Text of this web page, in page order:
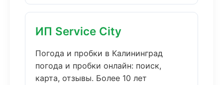
ИП Service City
Погода и пробки в Калининград
погода и пробки онлайн: поиск,
карта, отзывы. Более 10 лет